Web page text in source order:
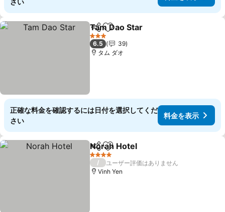
さい
シェアお気に入りに追加
Tam Dao Star
3 ホテルのランク
6.5
39
タム ダオ
正確な料金を確認するには日付を選択してくだ
さい
料金を表示
シェアお気に入りに追加
Norah Hotel
4 ホテルのランク
/
ユーザー評価はありません
Vinh Yen